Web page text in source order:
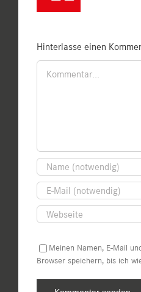
Hinterlasse einen
Kommentar
Meinen Namen, E-Mail
Browser speichern, bis ich